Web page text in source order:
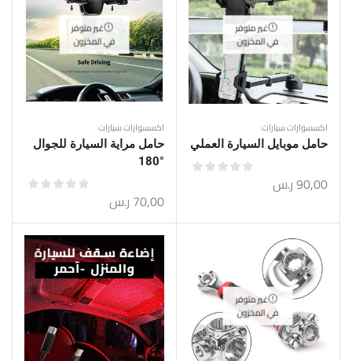
غير متوفر
في المخزون
اكسسوارات سيارات
حامل موبايل السيارة العملي
90,00ر.س
غير متوفر
في المخزون
اكسسوارات سيارات
حامل مراية السيارة للجوال
°180
70,00 ر.س
غير متوفر
في المخزون